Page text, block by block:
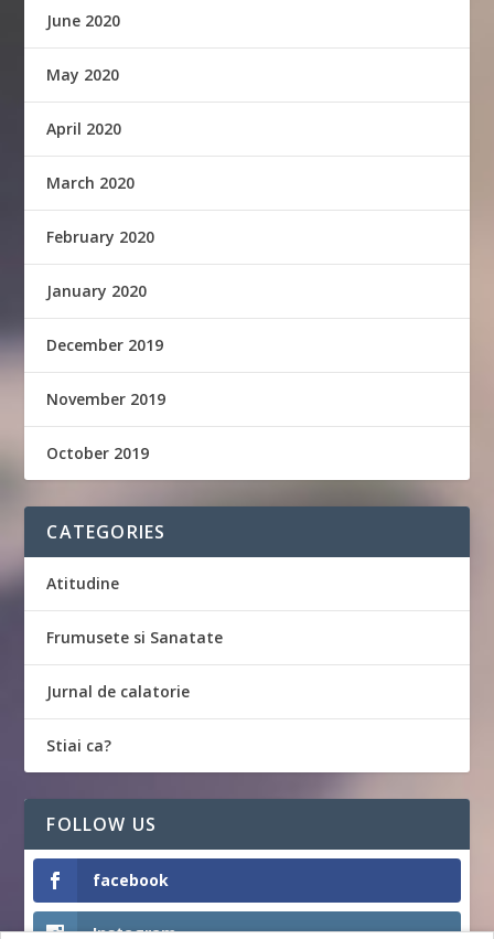
June 2020
May 2020
April 2020
March 2020
February 2020
January 2020
December 2019
November 2019
October 2019
CATEGORIES
Atitudine
Frumusete si Sanatate
Jurnal de calatorie
Stiai ca?
FOLLOW US
facebook
Instagram